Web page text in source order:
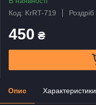
Код: KrRT-719
Роздріб
450 ₴
Опис Характеристики